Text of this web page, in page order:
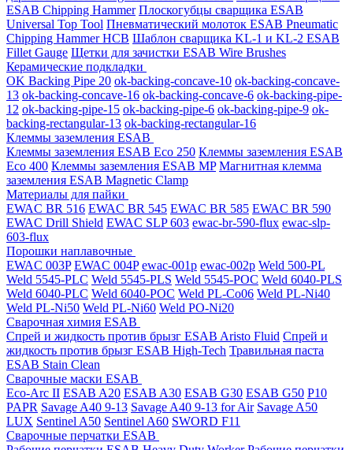
ESAB Chipping Hammer Плоскогубцы сварщика ESAB
Universal Top Tool Пневматический молоток ESAB Pneumatic
Chipping Hammer HCB Шаблон сварщика KL-1 и KL-2 ESAB
Fillet Gauge Щетки для зачистки ESAB Wire Brushes
Керамические подкладки
OK Backing Pipe 20 ok-backing-concave-10 ok-backing-concave-
13 ok-backing-concave-16 ok-backing-concave-6 ok-backing-pipe-
12 ok-backing-pipe-15 ok-backing-pipe-6 ok-backing-pipe-9 ok-
backing-rectangular-13 ok-backing-rectangular-16
Клеммы заземления ESAB
Клеммы заземления ESAB Eco 250 Клеммы заземления ESAB
Eco 400 Клеммы заземления ESAB MP Магнитная клемма
заземления ESAB Magnetic Clamp
Материалы для пайки
EWAC BR 516 EWAC BR 545 EWAC BR 585 EWAC BR 590
EWAC Drill Shield EWAC SLP 603 ewac-br-590-flux ewac-slp-
603-flux
Порошки наплавочные
EWAC 003P EWAC 004P ewac-001p ewac-002p Weld 500-PL
Weld 5545-PLC Weld 5545-PLS Weld 5545-POC Weld 6040-PLS
Weld 6040-PLС Weld 6040-POC Weld PL-Co06 Weld PL-Ni40
Weld PL-Ni50 Weld PL-Ni60 Weld PO-Ni20
Сварочная химия ESAB
Спрей и жидкость против брызг ESAB Aristo Fluid Спрей и
жидкость против брызг ESAB High-Tech Травильная паста
ESAB Stain Clean
Сварочные маски ESAB
Eco-Arc II ESAB A20 ESAB A30 ESAB G30 ESAB G50 P10
PAPR Savage A40 9-13 Savage A40 9-13 for Air Savage A50
LUX Sentinel A50 Sentinel A60 SWORD F11
Сварочные перчатки ESAB